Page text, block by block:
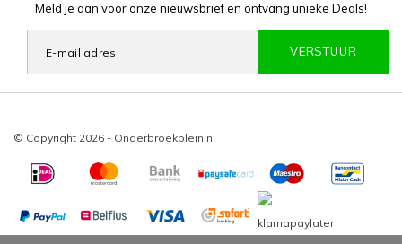
Meld je aan voor onze nieuwsbrief en ontvang unieke Deals!
VERSTUUR
© Copyright 2026 - Onderbroekplein.nl